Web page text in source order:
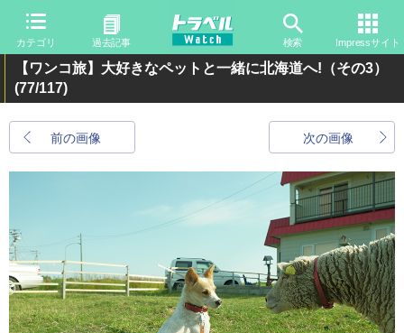
カテゴリ 過去記事 検索 Impressサイト
【ワンコ旅】大好きなペットと一緒に北海道へ!（その3）
(77/117)
前の画像 次の画像